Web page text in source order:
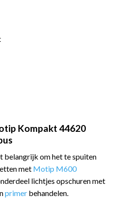
Kompakt 44620
belangrijk om het te spuiten
met Motip M600
lichtjes opschuren met
primer behandelen.